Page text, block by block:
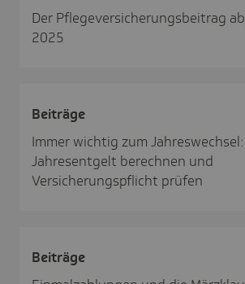
Der Pflegeversicherungsbeitrag
2025
Beiträge
Immer wichtig zum Jahreswechsel:
Jahresentgelt berechnen und
Versicherungspflicht prüfen
Beiträge